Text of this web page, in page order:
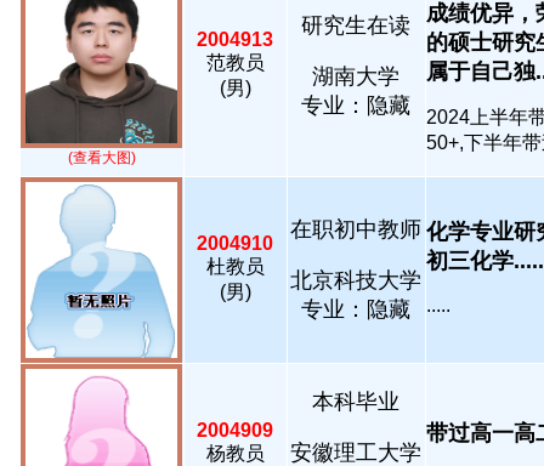
(查看大图)
2004913
范教员
(男)
研究生在读
湖南大学
专业：隐藏
成绩优异，
的硕士研究
属于自己独
2024上半年
50+,下半年
2004910
杜教员
(男)
在职初中教师
北京科技大学
专业：隐藏
化学专业研
初三化学
.....
2004909
杨教员
本科毕业
安徽理工大学
带过高一高